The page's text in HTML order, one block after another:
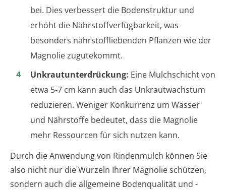
bei. Dies verbessert die Bodenstruktur und
erhöht die Nährstoffverfügbarkeit, was
besonders nährstoffliebenden Pflanzen wie der
Magnolie zugutekommt.
Unkrautunterdrückung: Eine Mulchschicht von
etwa 5-7 cm kann auch das Unkrautwachstum
reduzieren. Weniger Konkurrenz um Wasser
und Nährstoffe bedeutet, dass die Magnolie
mehr Ressourcen für sich nutzen kann.
Durch die Anwendung von Rindenmulch können Sie
also nicht nur die Wurzeln Ihrer Magnolie schützen,
sondern auch die allgemeine Bodenqualität und -